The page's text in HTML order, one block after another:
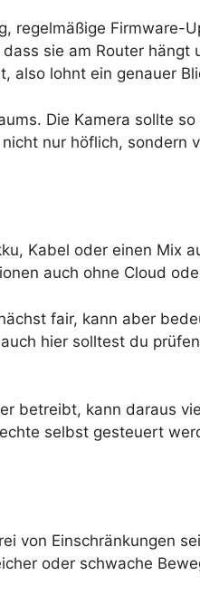
regelmäßige Firmware-
sie am Router
also lohnt ein genauer
Die Kamera sollte
nur höflich, sondern
Kabel oder einen Mix
auch ohne Cloud
fair, kann aber
hier solltest du
betreibt, kann daraus
selbst gesteuert
von Einschränkungen
oder schwache